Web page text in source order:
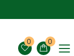
0
0